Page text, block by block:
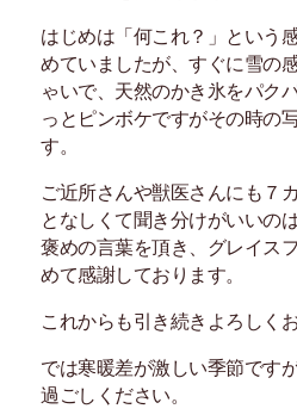
はじめは「何これ？」という
めていましたが、すぐに雪の
ゃいで、天然のかき氷をパク
っとピンボケですがその時の
す。
ご近所さんや獣医さんにも７
となしくて聞き分けがいいの
褒めの言葉を頂き、グレイス
めて感謝しております。
これからも引き続きよろしく
では寒暖差が激しい季節です
過ごしください。